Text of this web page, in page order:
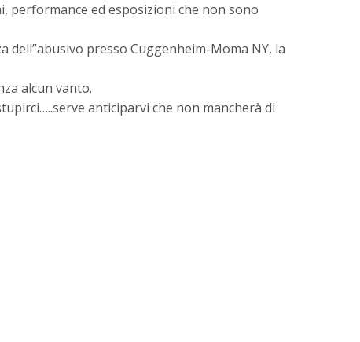
performance ed esposizioni che non sono
dell”abusivo presso Cuggenheim-Moma NY, la
alcun vanto.
anticiparvi che non mancherà di